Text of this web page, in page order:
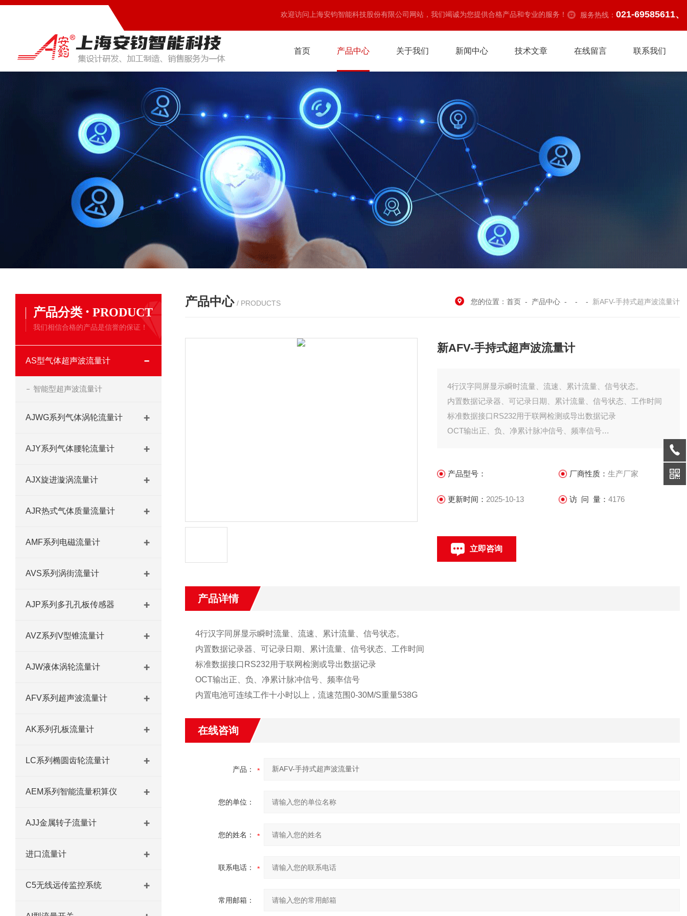
欢迎访问上海安钧智能科技股份有限公司网站，我们竭诚为您提供合格产品和专业的服务！ 服务热线： 021-69585611、
首页 产品中心 关于我们 新闻中心 技术文章 在线留言 联系我们
产品分类 · PRODUCT
我们相信合格的产品是信誉的保证！
AS型气体超声波流量计
智能型超声波流量计
AJWG系列气体涡轮流量计
AJY系列气体腰轮流量计
AJX旋进漩涡流量计
AJR热式气体质量流量计
AMF系列电磁流量计
AVS系列涡街流量计
AJP系列多孔孔板传感器
AVZ系列V型锥流量计
AJW液体涡轮流量计
AFV系列超声波流量计
AK系列孔板流量计
LC系列椭圆齿轮流量计
AEM系列智能流量积算仪
AJJ金属转子流量计
进口流量计
C5无线远传监控系统
产品中心 / PRODUCTS 您的位置： 首页 - 产品中心 - - - 新AFV-手持式超声波流量计
新AFV-手持式超声波流量计
4行汉字同屏显示瞬时流量、流速、累计流量、信号状态。
内置数据记录器、可记录日期、累计流量、信号状态、工作时间
标准数据接口RS232用于联网检测或导出数据记录
OCT输出正、负、净累计脉冲信号、频率信号
产品型号： 厂商性质： 生产厂家
更新时间： 2025-10-13 访 问 量： 4176
立即咨询
产品详情
4行汉字同屏显示瞬时流量、流速、累计流量、信号状态。
内置数据记录器、可记录日期、累计流量、信号状态、工作时间
标准数据接口RS232用于联网检测或导出数据记录
OCT输出正、负、净累计脉冲信号、频率信号
内置电池可连续工作十小时以上，流速范围0-30M/S重量538G
在线咨询
产品：
您的单位：
您的姓名：
联系电话：
常用邮箱：